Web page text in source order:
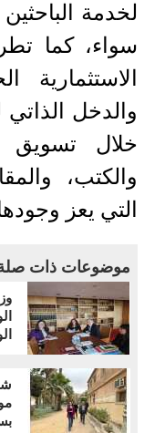
لخدمة
سواء، كما
الاستثمارية
والدخل
خلال تسويق
والكتب،
التي يعز
موضوعات ذات